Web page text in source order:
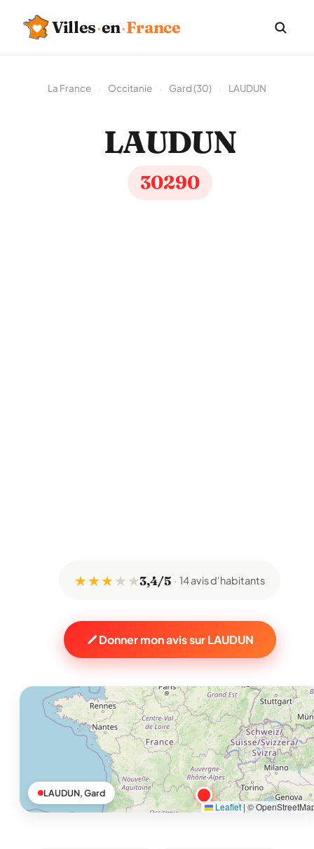
Villes·en·France
La France Occitanie Gard (30) LAUDUN
LAUDUN
30290
★ ★ ★★ ★3,4/5 14 avis d'habitants
Donner mon avis sur LAUDUN
Leaflet|©
LAUDUN, Gard